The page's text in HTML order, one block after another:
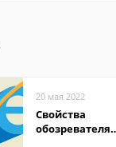
20 мая 2022
Свойства
обозревателя